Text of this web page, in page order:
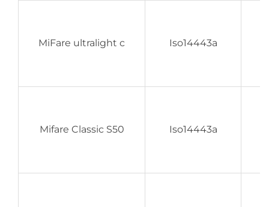
MiFare ultralight c Iso14443a
Mifare Classic S50 Iso14443a